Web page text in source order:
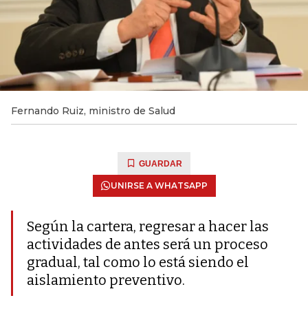
Fernando Ruiz, ministro de Salud
GUARDAR
UNIRSE A WHATSAPP
Según la cartera, regresar a hacer las
actividades de antes será un proceso
gradual, tal como lo está siendo el
aislamiento preventivo.